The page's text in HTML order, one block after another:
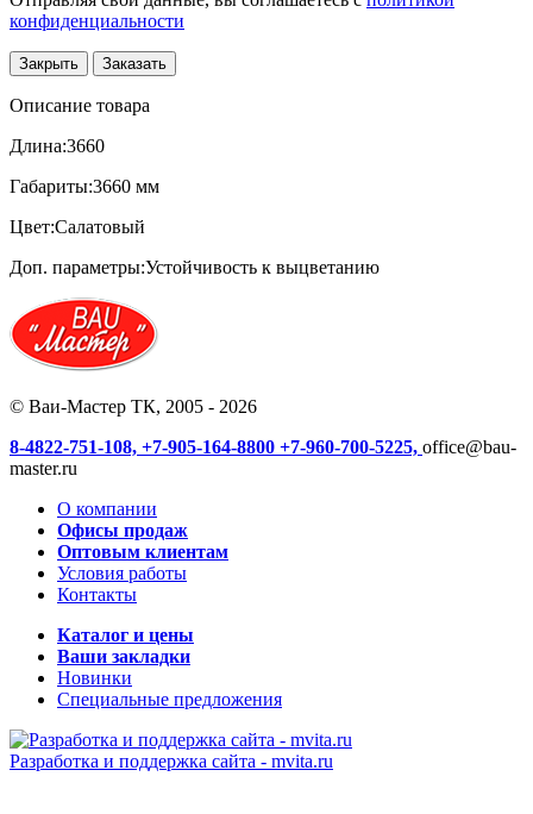
конфиденциальности
Закрыть Заказать
Описание товара
Длина:3660
Габариты:3660 мм
Цвет:Салатовый
Доп. параметры:Устойчивость к выцветанию
© Ваи-Мастер ТК, 2005 - 2026
8-4822-751-108, +7-905-164-8800 +7-960-700-5225, office@bau-
master.ru
О компании
Офисы продаж
Оптовым клиентам
Условия работы
Контакты
Каталог и цены
Ваши закладки
Новинки
Специальные предложения
Разработка и поддержка сайта - mvita.ru